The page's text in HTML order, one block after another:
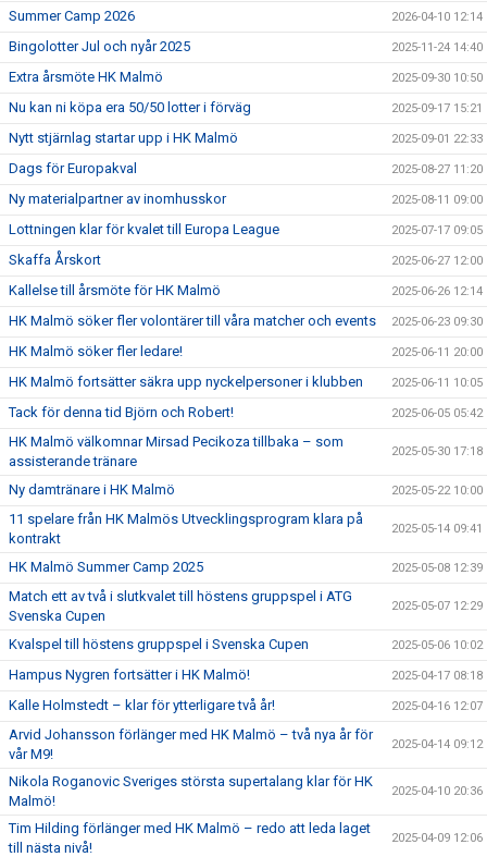
Summer Camp 2026 2026-04-10 12:14
Bingolotter Jul och nyår 2025 2025-11-24 14:40
Extra årsmöte HK Malmö 2025-09-30 10:50
Nu kan ni köpa era 50/50 lotter i förväg 2025-09-17 15:21
Nytt stjärnlag startar upp i HK Malmö 2025-09-01 22:33
Dags för Europakval 2025-08-27 11:20
Ny materialpartner av inomhusskor 2025-08-11 09:00
Lottningen klar för kvalet till Europa League 2025-07-17 09:05
Skaffa Årskort 2025-06-27 12:00
Kallelse till årsmöte för HK Malmö 2025-06-26 12:14
HK Malmö söker fler volontärer till våra matcher och events 2025-06-23 09:30
HK Malmö söker fler ledare! 2025-06-11 20:00
HK Malmö fortsätter säkra upp nyckelpersoner i klubben 2025-06-11 10:05
Tack för denna tid Björn och Robert! 2025-06-05 05:42
HK Malmö välkomnar Mirsad Pecikoza tillbaka – som
assisterande tränare
2025-05-30 17:18
Ny damtränare i HK Malmö 2025-05-22 10:00
11 spelare från HK Malmös Utvecklingsprogram klara på
kontrakt
2025-05-14 09:41
HK Malmö Summer Camp 2025 2025-05-08 12:39
Match ett av två i slutkvalet till höstens gruppspel i ATG
Svenska Cupen
2025-05-07 12:29
Kvalspel till höstens gruppspel i Svenska Cupen 2025-05-06 10:02
Hampus Nygren fortsätter i HK Malmö! 2025-04-17 08:18
Kalle Holmstedt – klar för ytterligare två år! 2025-04-16 12:07
Arvid Johansson förlänger med HK Malmö – två nya år för
vår M9!
2025-04-14 09:12
Nikola Roganovic Sveriges största supertalang klar för HK
Malmö!
2025-04-10 20:36
Tim Hilding förlänger med HK Malmö – redo att leda laget
till nästa nivå!
2025-04-09 12:06